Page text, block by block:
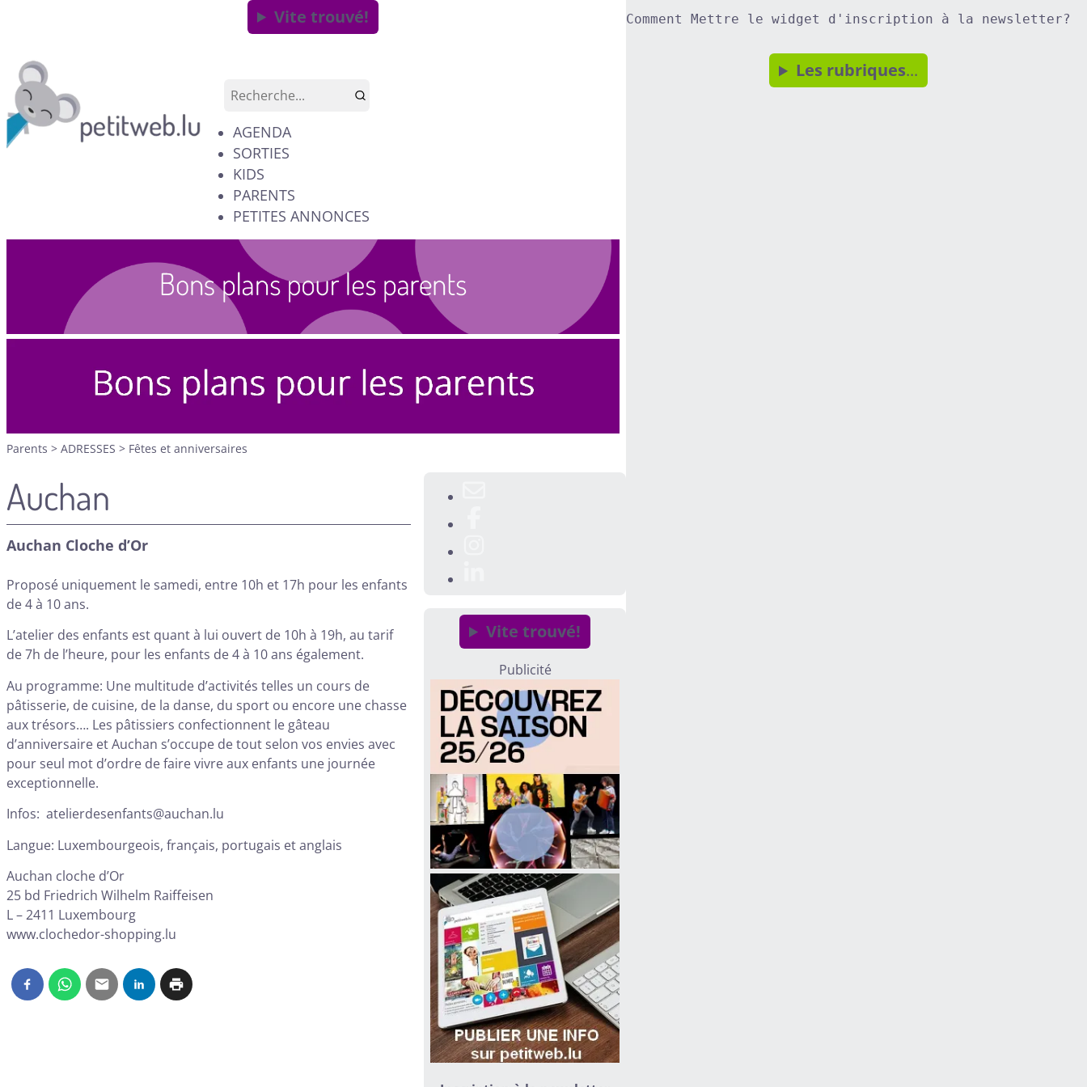
Vite trouvé!
AGENDA
SORTIES
KIDS
PARENTS
PETITES ANNONCES
Parents > ADRESSES > Fêtes et anniversaires
Auchan
Auchan Cloche d’Or
Proposé uniquement le samedi, entre 10h et 17h pour les enfants
de 4 à 10 ans.
L’atelier des enfants est quant à lui ouvert de 10h à 19h, au tarif
de 7h de l’heure, pour les enfants de 4 à 10 ans également.
Au programme: Une multitude d’activités telles un cours de
pâtisserie, de cuisine, de la danse, du sport ou encore une chasse
aux trésors…. Les pâtissiers confectionnent le gâteau
d’anniversaire et Auchan s’occupe de tout selon vos envies avec
pour seul mot d’ordre de faire vivre aux enfants une journée
exceptionnelle.
Infos: atelierdesenfants@auchan.lu
Langue: Luxembourgeois, français, portugais et anglais
Auchan cloche d’Or
25 bd Friedrich Wilhelm Raiffeisen
L – 2411 Luxembourg
www.clochedor-shopping.lu
Vite trouvé!
Publicité
Comment Mettre le widget d'inscription à la newsletter?
Les rubriques...